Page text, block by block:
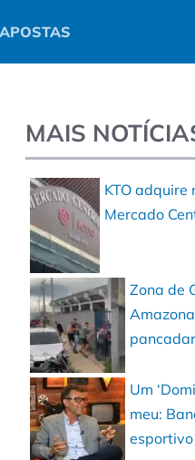
APOSTAS
MAIS
KTO
Mercado
Zona de
Um
meu: